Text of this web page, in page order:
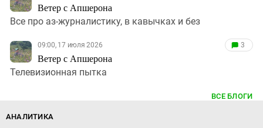
Ветер с Апшерона
Все про аз-журналистику, в кавычках и без
09:00, 17 июля 2026
Ветер с Апшерона
3
Телевизионная пытка
ВСЕ БЛОГИ
АНАЛИТИКА